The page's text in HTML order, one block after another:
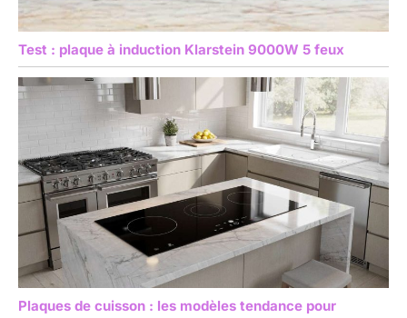
Test : plaque à induction Klarstein 9000W 5 feux
Plaques de cuisson : les modèles tendance pour